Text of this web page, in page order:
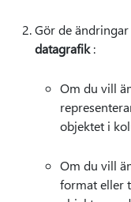
Gör de
datagrafik:
Om du vill
objektet i
Om du vill
format eller